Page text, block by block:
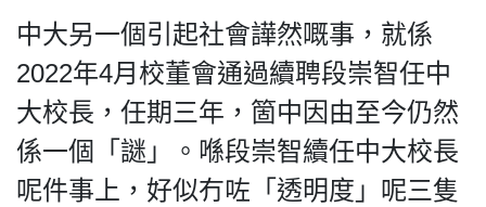
中大另一個引起社會譁然嘅事，就係
2022年4月校董會通過續聘段崇智任中
大校長，任期三年，箇中因由至今仍然
係一個「謎」。喺段崇智續任中大校長
呢件事上，好似冇咗「透明度」呢三隻